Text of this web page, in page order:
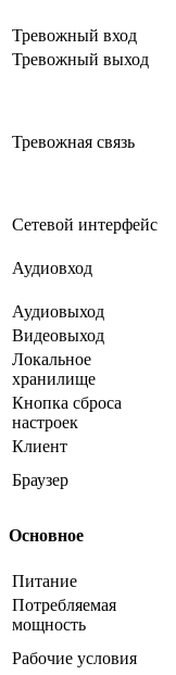
Тревожный вход
Тревожный выход
Тревожная связь
Сетевой интерфейс
Аудиовход
Аудиовыход
Видеовыход
Локальное
хранилище
Кнопка сброса
настроек
Клиент
Браузер
Основное
Питание
Потребляемая
мощность
Рабочие условия